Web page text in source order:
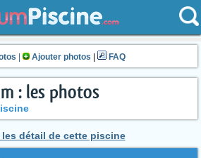
Ajouter photos FAQ
: les photos
détail de cette piscine